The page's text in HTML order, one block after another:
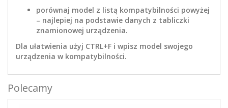
porównaj model z listą kompatybilności powyżej
– najlepiej na podstawie danych z tabliczki
znamionowej urządzenia.
Dla ułatwienia użyj CTRL+F i wpisz model swojego
urządzenia w kompatybilności.
Polecamy